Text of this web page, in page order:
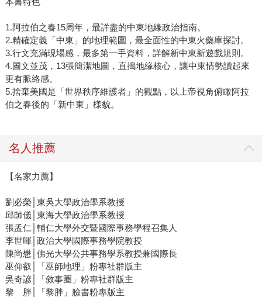
1.阿拉伯之春15周年，最詳盡的中東地緣政治指南。
2.精確定義「中東」的地理範圍，最全面性的中東火藥庫探討。
3.行文充滿現場感，最多第一手資料，詳解新中東新遊戲規則。
4.圖文並茂，13張簡潔地圖，直搗地緣核心，讓中東情勢讀起來
更有脈絡感。
5.捨棄美國是「世界秩序維護者」的觀點，以上帝視角俯瞰阿拉
伯之春後的「新中東」樣貌。
名人推薦
【名家力薦】
劉必榮│東吳大學政治學系教授
邱師儀│東海大學政治學系教授
張孟仁│輔仁大學外交暨國際事務學程召集人
李世暉│政治大學國際事務學院教授
陳尚懋│佛光大學公共事務學系教授兼國際長
巫仰叡│「巫師地理」粉專社群版主
吳奇諺│「敘事圈」粉專社群版主
黎 胖│「黎胖」臉書粉專版主